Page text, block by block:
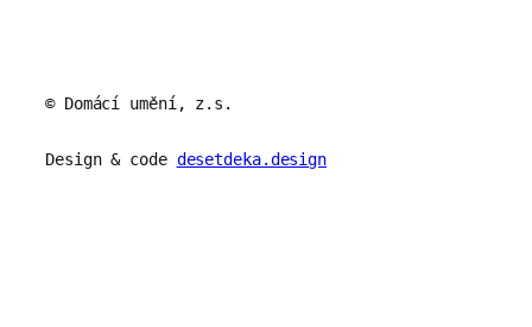
© Domácí umění, z.s.
Design & code desetdeka.design